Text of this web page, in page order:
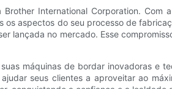
International Corporation.
aspectos do seu processo de
lançada no mercado. Esse
máquinas de bordar inovadoras e
seus clientes a aproveitar ao